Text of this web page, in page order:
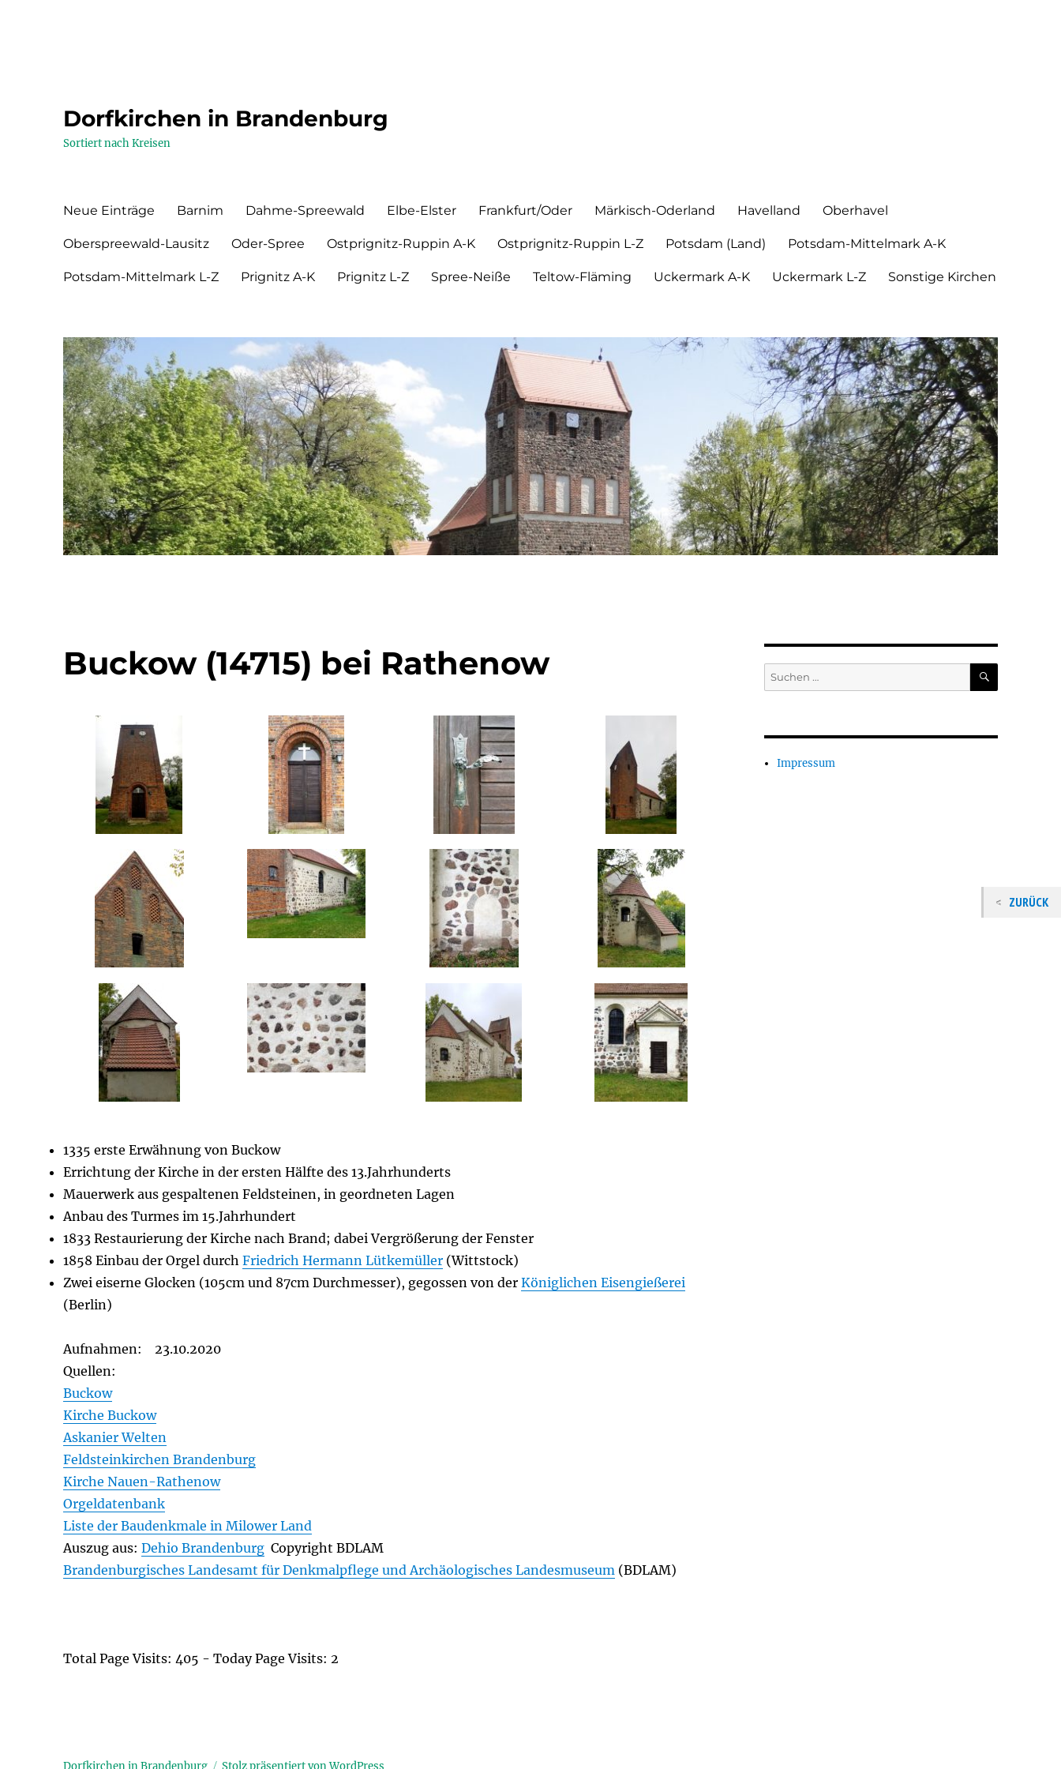
Dorfkirchen in Brandenburg
Sortiert nach Kreisen
Neue Einträge Barnim Dahme-Spreewald Elbe-Elster Frankfurt/Oder Märkisch-Oderland Havelland Oberhavel
Oberspreewald-Lausitz Oder-Spree Ostprignitz-Ruppin A-K Ostprignitz-Ruppin L-Z Potsdam (Land) Potsdam-Mittelmark A-K
Potsdam-Mittelmark L-Z Prignitz A-K Prignitz L-Z Spree-Neiße Teltow-Fläming Uckermark A-K Uckermark L-Z Sonstige Kirchen
Buckow (14715) bei Rathenow
1335 erste Erwähnung von Buckow
Errichtung der Kirche in der ersten Hälfte des 13.Jahrhunderts
Mauerwerk aus gespaltenen Feldsteinen, in geordneten Lagen
Anbau des Turmes im 15.Jahrhundert
1833 Restaurierung der Kirche nach Brand; dabei Vergrößerung der Fenster
1858 Einbau der Orgel durchFriedrich Hermann Lütkemüller (Wittstock)
Zwei eiserne Glocken (105cm und 87cm Durchmesser), gegossen von derKöniglichen Eisengießerei
(Berlin)
Aufnahmen: 23.10.2020
Quellen:
Buckow
Kirche Buckow
Askanier Welten
Feldsteinkirchen Brandenburg
Kirche Nauen-Rathenow
Orgeldatenbank
Liste der Baudenkmale in Milower Land
Auszug aus:Dehio Brandenburg Copyright BDLAM
Brandenburgisches Landesamt für Denkmalpflege und Archäologisches Landesmuseum (BDLAM)
Total Page Visits: 405 - Today Page Visits: 2
Suchen
nach:
SUCHEN
Impressum
ZURÜCK